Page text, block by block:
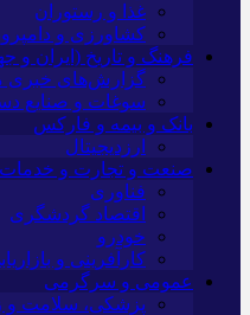
غذا و رستوران
کشاورزی و
فرهنگ و تاریخ (ایران و
گزارش‌های خبری
سوغات و صنایع
بانک و بیمه و فارکس
ارزدیجیتال
صنعت و تجارت و خدمات
فناوری
اقتصاد گردشگری
خودرو
کارآفرینی و
عمومی و سرگرمی
پزشکی، سلامت و